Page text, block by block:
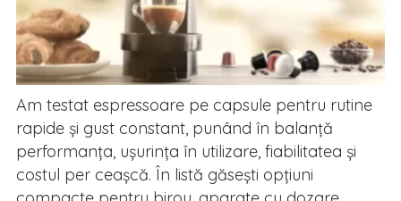
Am testat espressoare pe capsule pentru rutine
rapide și gust constant, punând în balanță
performanța, ușurința în utilizare, fiabilitatea și
costul per ceașcă. În listă găsești opțiuni